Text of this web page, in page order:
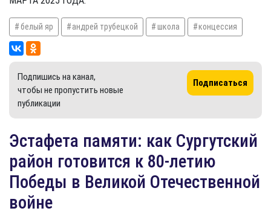
белый яр андрей трубецкой школа концессия
Подпишись на канал,
чтобы не пропустить новые
публикации
Подписаться
​Эстафета памяти: как Сургутский
район готовится к 80-летию
Победы в Великой Отечественной
войне